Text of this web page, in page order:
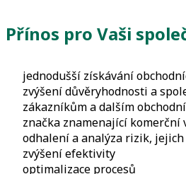
Přínos pro Vaši
jednodušší získávání
zvýšení důvěryhodnosti a
zákazníkům a dalším
značka znamenající komerční
odhalení a analýza rizik,
zvýšení efektivity
optimalizace procesů